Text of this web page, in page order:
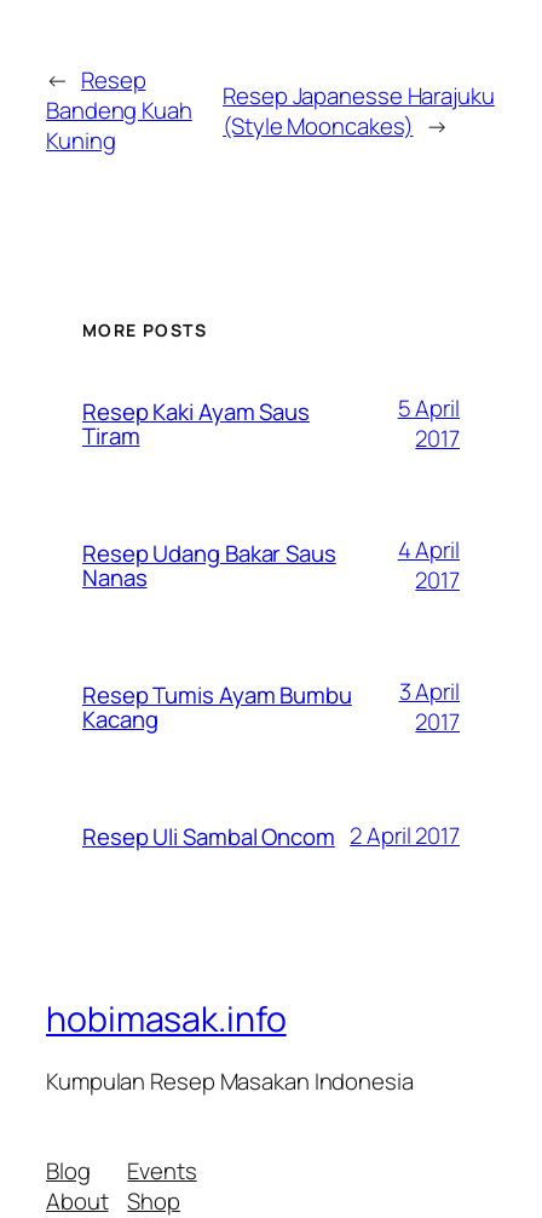
← Resep
Bandeng Kuah
Kuning
Resep Japanesse Harajuku
(Style Mooncakes) →
MORE POSTS
Resep Kaki Ayam Saus
Tiram
5 April
2017
Resep Udang Bakar Saus
Nanas
4 April
2017
Resep Tumis Ayam Bumbu
Kacang
3 April
2017
Resep Uli Sambal Oncom 2 April 2017
hobimasak.info
Kumpulan Resep Masakan Indonesia
Blog
About
Events
Shop